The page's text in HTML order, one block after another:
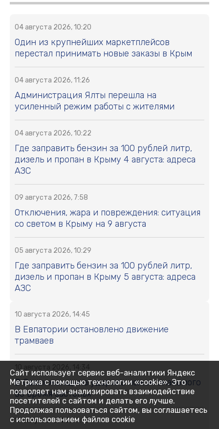
04 августа 2026, 10:20
Один из крупнейших маркетплейсов
перестал принимать новые заказы в Крым
04 августа 2026, 11:26
Администрация Ялты перешла на
усиленный режим работы с жителями
04 августа 2026, 10:22
Где заправить бензин за 100 рублей литр,
дизель и пропан в Крыму 4 августа: адреса
АЗС
09 августа 2026, 7:58
Отключения, жара и повреждения: ситуация
со светом в Крыму на 9 августа
05 августа 2026, 10:29
Где заправить бензин за 100 рублей литр,
дизель и пропан в Крыму 5 августа: адреса
АЗС
10 августа 2026, 14:45
В Евпатории остановлено движение
трамваев
В Саках женщина ударила ножом знакомого
во время застолья
10 августа 2026, 14:10
Сайт использует сервис веб-аналитики Яндекс
Метрика с помощью технологии «cookie». Это
позволяет нам анализировать взаимодействие
посетителей с сайтом и делать его лучше.
Продолжая пользоваться сайтом, вы соглашаетесь
с использованием файлов cookie